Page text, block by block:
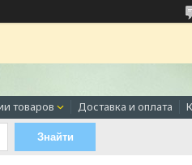
товаров Доставка и оплата
Знайти